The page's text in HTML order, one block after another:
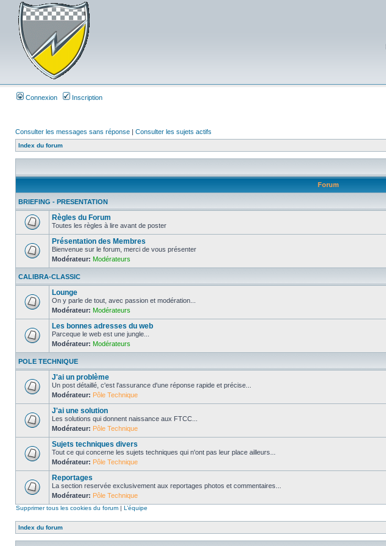
Connexion Inscription
Consulter les messages sans réponse | Consulter les sujets actifs
Index du forum
Forum
BRIEFING - PRESENTATION
Règles du Forum
Toutes les règles à lire avant de poster
Présentation des Membres
Bienvenue sur le forum, merci de vous présenter
Modérateur: Modérateurs
CALIBRA-CLASSIC
Lounge
On y parle de tout, avec passion et modération...
Modérateur: Modérateurs
Les bonnes adresses du web
Parceque le web est une jungle...
Modérateur: Modérateurs
POLE TECHNIQUE
J'ai un problème
Un post détaillé, c'est l'assurance d'une réponse rapide et précise...
Modérateur: Pôle Technique
J'ai une solution
Les solutions qui donnent naissance aux FTCC...
Modérateur: Pôle Technique
Sujets techniques divers
Tout ce qui concerne les sujets techniques qui n'ont pas leur place ailleurs...
Modérateur: Pôle Technique
Reportages
La section reservée exclusivement aux reportages photos et commentaires...
Modérateur: Pôle Technique
Supprimer tous les cookies du forum | L’équipe
Index du forum